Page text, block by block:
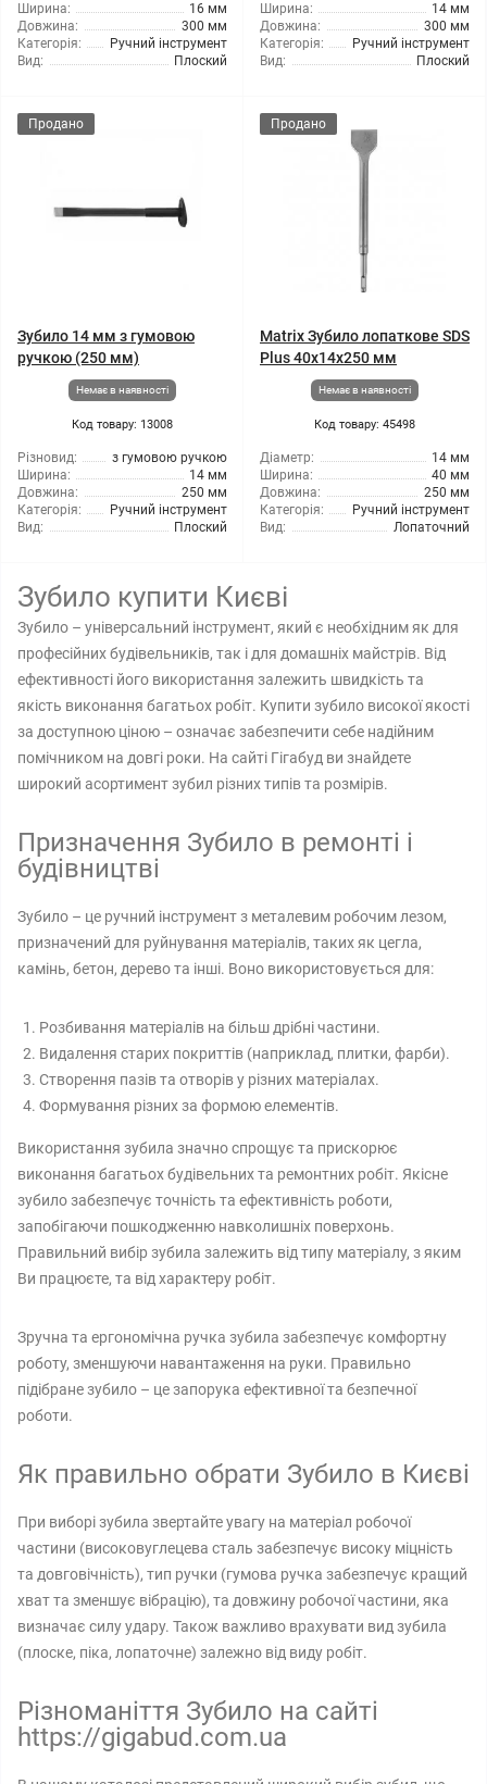
Ширина:
16 мм
Довжина:
300 мм
Категорія:
Ручний інструмент
Вид:
Плоский
Ширина:
14 мм
Довжина:
300 мм
Категорія:
Ручний інструмент
Вид:
Плоский
Продано
Зубило 14 мм з гумовою
ручкою (250 мм)
Немає в наявності
Код товару: 13008
Різновид:
з гумовою ручкою
Ширина:
14 мм
Довжина:
250 мм
Категорія:
Ручний інструмент
Вид:
Плоский
Продано
Matrix Зубило лопаткове SDS
Plus 40x14x250 мм
Немає в наявності
Код товару: 45498
Діаметр:
14 мм
Ширина:
40 мм
Довжина:
250 мм
Категорія:
Ручний інструмент
Вид:
Лопаточний
Зубило купити Києві
Зубило – універсальний інструмент, який є необхідним як для
професійних будівельників, так і для домашніх майстрів. Від
ефективності його використання залежить швидкість та
якість виконання багатьох робіт. Купити зубило високої якості
за доступною ціною – означає забезпечити себе надійним
помічником на довгі роки. На сайті Гігабуд ви знайдете
широкий асортимент зубил різних типів та розмірів.
Призначення Зубило в ремонті і
будівництві
Зубило – це ручний інструмент з металевим робочим лезом,
призначений для руйнування матеріалів, таких як цегла,
камінь, бетон, дерево та інші. Воно використовується для:
Розбивання матеріалів на більш дрібні частини.
Видалення старих покриттів (наприклад, плитки, фарби).
Створення пазів та отворів у різних матеріалах.
Формування різних за формою елементів.
Використання зубила значно спрощує та прискорює
виконання багатьох будівельних та ремонтних робіт. Якісне
зубило забезпечує точність та ефективність роботи,
запобігаючи пошкодженню навколишніх поверхонь.
Правильний вибір зубила залежить від типу матеріалу, з яким
Ви працюєте, та від характеру робіт.
Зручна та ергономічна ручка зубила забезпечує комфортну
роботу, зменшуючи навантаження на руки. Правильно
підібране зубило – це запорука ефективної та безпечної
роботи.
Як правильно обрати Зубило в Києві
При виборі зубила звертайте увагу на матеріал робочої
частини (високовуглецева сталь забезпечує високу міцність
та довговічність), тип ручки (гумова ручка забезпечує кращий
хват та зменшує вібрацію), та довжину робочої частини, яка
визначає силу удару. Також важливо врахувати вид зубила
(плоске, піка, лопаточне) залежно від виду робіт.
Різноманіття Зубило на сайті
https://gigabud.com.ua